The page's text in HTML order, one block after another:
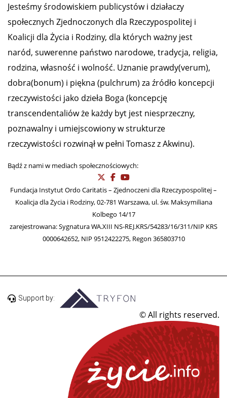
Jesteśmy środowiskiem publicystów i działaczy
społecznych Zjednoczonych dla Rzeczypospolitej i
Koalicji dla Życia i Rodziny, dla których ważny jest
naród, suwerenne państwo narodowe, tradycja, religia,
rodzina, własność i wolność. Uznanie prawdy(verum),
dobra(bonum) i piękna (pulchrum) za źródło koncepcji
rzeczywistości jako dzieła Boga (koncepcję
transcendentaliów że każdy byt jest niesprzeczny,
poznawalny i umiejscowiony w strukturze
rzeczywistości rozwinął w pełni Tomasz z Akwinu).
Bądź z nami w mediach społecznościowych:
Fundacja Instytut Ordo Caritatis – Zjednoczeni dla Rzeczypospolitej –
Koalicja dla Życia i Rodziny, 02-781 Warszawa, ul. św. Maksymiliana
Kolbego 14/17
zarejestrowana: Sygnatura WA.XIII NS-REJ.KRS/54283/16/311/NIP KRS
0000642652, NIP 9512422275, Regon 365803710
Support by:
© All rights reserved.